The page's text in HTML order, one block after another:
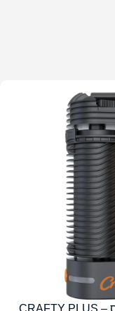
וופורייזר קראפטי פלוס – CRAFTY PLUS